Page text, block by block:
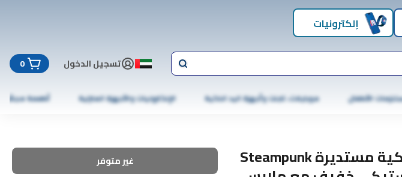
إلكترونيات
تسجيل الدخول 0
الأطفال موبايلات، تابلت وأجهزة اليد الذكية الإلكترونيات والأجهزة المنزلية أطعمة مجمّدة
نظارات شمسية كلاسيكية مستديرة Steampunk غير متوفر